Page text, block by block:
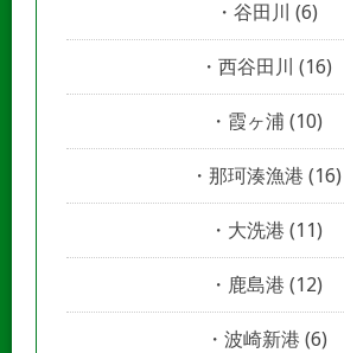
谷田川 (6)
西谷田川 (16)
霞ヶ浦 (10)
那珂湊漁港 (16)
大洗港 (11)
鹿島港 (12)
波崎新港 (6)